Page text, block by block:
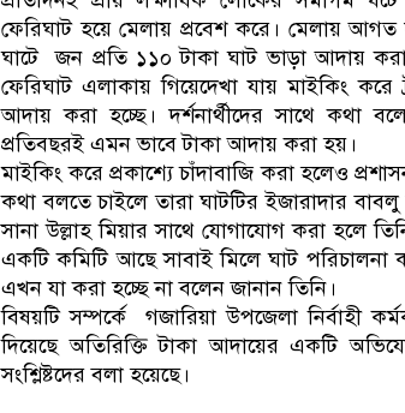
ফেরিঘাট হয়ে মেলায় প্রবেশ করে। মেলায় আগত
ঘাটে জন প্রতি ১১০ টাকা ঘাট ভাড়া আদায়
ফেরিঘাট এলাকায় গিয়েদেখা যায় মাইকিং করে
আদায় করা হচ্ছে। দর্শনার্থীদের সাথে কথা
প্রতিবছরই এমন ভাবে টাকা আদায় করা হয়।
মাইকিং করে প্রকাশ্যে চাঁদাবাজি করা হলেও
কথা বলতে চাইলে তারা ঘাটটির ইজারাদার
সানা উল্লাহ মিয়ার সাথে যোগাযোগ করা হলে
একটি কমিটি আছে সাবাই মিলে ঘাট
এখন যা করা হচ্ছে না বলেন জানান তিনি।
বিষয়টি সম্পর্কে গজারিয়া উপজেলা নির্বাহী
দিয়েছে অতিরিক্তি টাকা আদায়ের একটি
সংশ্লিষ্টদের বলা হয়েছে।